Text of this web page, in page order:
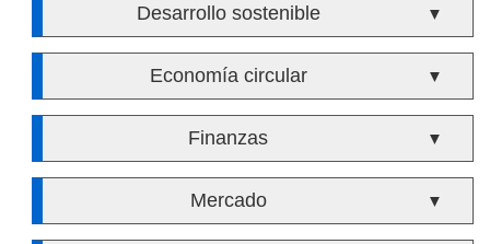
Desarrollo sostenible ▼
Economía circular ▼
Finanzas ▼
Mercado ▼